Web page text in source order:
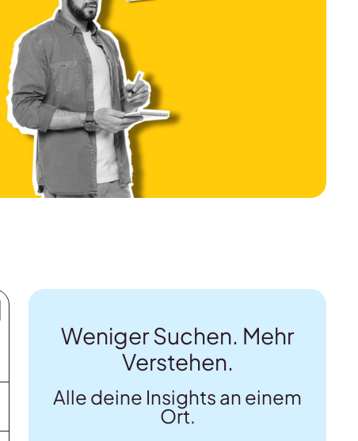
Weniger Suchen. Mehr
Verstehen.
Alle deine Insights an einem
Ort.